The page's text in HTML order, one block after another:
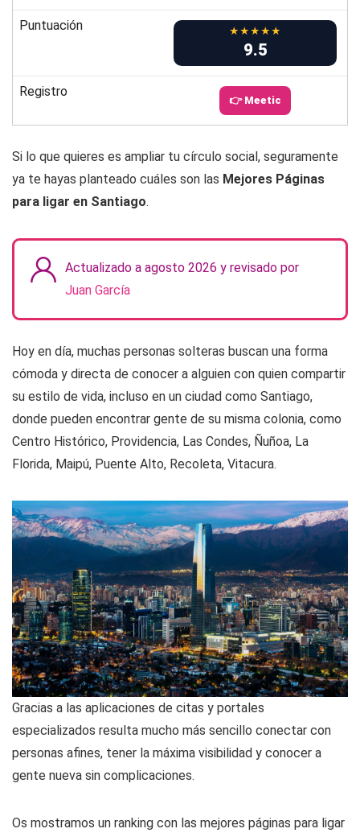
Puntuación ★★★★★
9.5
Registro
👉 Meetic
Si lo que quieres es ampliar tu círculo social, seguramente
ya te hayas planteado cuáles son las Mejores Páginas
para ligar en Santiago.
Actualizado a agosto 2026 y revisado por
Juan García
Hoy en día, muchas personas solteras buscan una forma
cómoda y directa de conocer a alguien con quien compartir
su estilo de vida, incluso en un ciudad como Santiago,
donde pueden encontrar gente de su misma colonia, como
Centro Histórico, Providencia, Las Condes, Ñuñoa, La
Florida, Maipú, Puente Alto, Recoleta, Vitacura.
Gracias a las aplicaciones de citas y portales
especializados resulta mucho más sencillo conectar con
personas afines, tener la máxima visibilidad y conocer a
gente nueva sin complicaciones.
Os mostramos un ranking con las mejores páginas para ligar